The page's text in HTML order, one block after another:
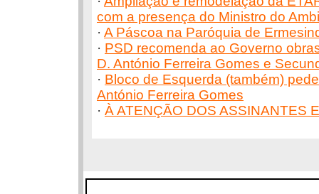
com a presença do Ministro do
· A Páscoa na Paróquia de
· PSD recomenda ao Governo
D. António Ferreira Gomes e
· Bloco de Esquerda (também)
António Ferreira Gomes
· À ATENÇÃO DOS ASSINANTES